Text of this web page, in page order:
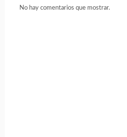
No hay comentarios que mostrar.